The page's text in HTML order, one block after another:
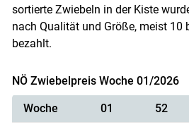
sortierte Zwiebeln in der Kiste
nach Qualität und Größe, meist 10
bezahlt.
NÖ Zwiebelpreis Woche 01/2026
Woche 01 52